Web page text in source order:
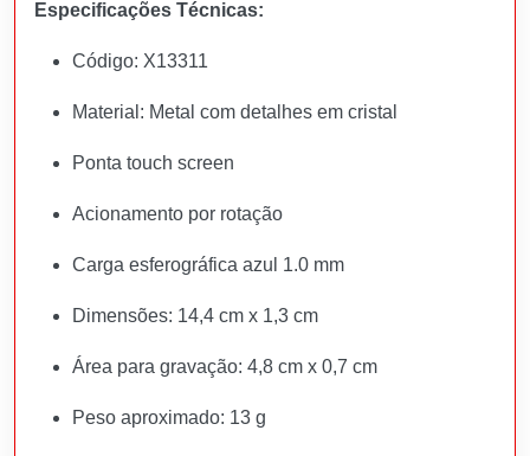
Especificações Técnicas:
Código: X13311
Material: Metal com detalhes em cristal
Ponta touch screen
Acionamento por rotação
Carga esferográfica azul 1.0 mm
Dimensões: 14,4 cm x 1,3 cm
Área para gravação: 4,8 cm x 0,7 cm
Peso aproximado: 13 g